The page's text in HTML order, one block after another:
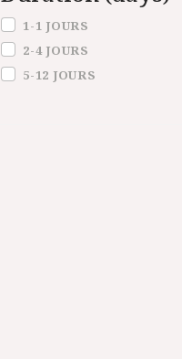
Duration (days)
1-1 JOURS
2-4 JOURS
5-12 JOURS